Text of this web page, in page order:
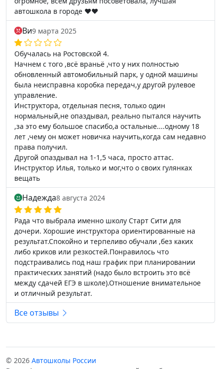
автошкола в городе ❤️❤️
Ви9 марта 2025
Обучалась на Ростовской 4.
Начнем с того ,всё враньё ,что у них полностью
обновленный автомобильный парк, у одной машины
была неисправна коробка передач,у другой рулевое
управление.
Инструктора, отдельная песня, только один
нормальный,не опаздывал, реально пытался научить
,за это ему большое спасибо,а остальные....одному 18
лет ,чему он может новичка научить,когда сам недавно
права получил.
Другой опаздывал на 1-1,5 часа, просто аттас.
Инструктор Илья, только и мог,что о своих гулянках
вещать
Надежда8 августа 2024
Рада что выбрала именно школу Старт Сити для
дочери. Хорошие инструктора ориентированные на
результат.Спокойно и терпеливо обучали ,без каких
либо криков или резкостей.Понравилось что
подстраивались под наш график при планировании
практических занятий (надо было встроить это всё
между сдачей ЕГЭ в школе).Отношение внимательное
и отличный результат.
Все отзывы
© 2026 Автошколы России